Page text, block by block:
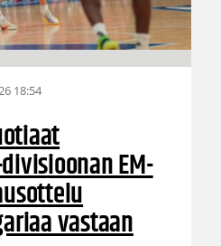
18:54
EM-
vastaan